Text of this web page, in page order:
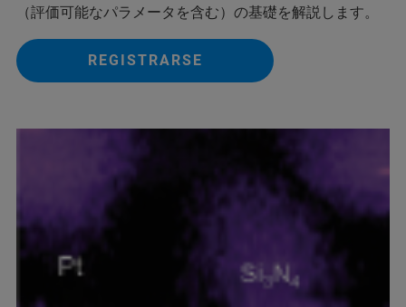
（評価可能なパラメータを含む）の基礎を解説します。
REGISTRARSE